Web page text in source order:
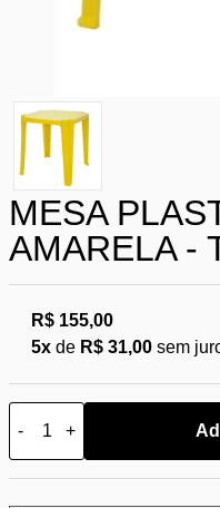
MESA
AMARELA -
R$ 155,00
5x de R$ 31,00 sem
- +